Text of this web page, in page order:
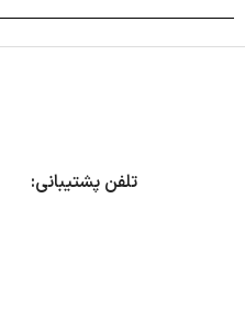
تلفن پشتیبانی: 09132365701